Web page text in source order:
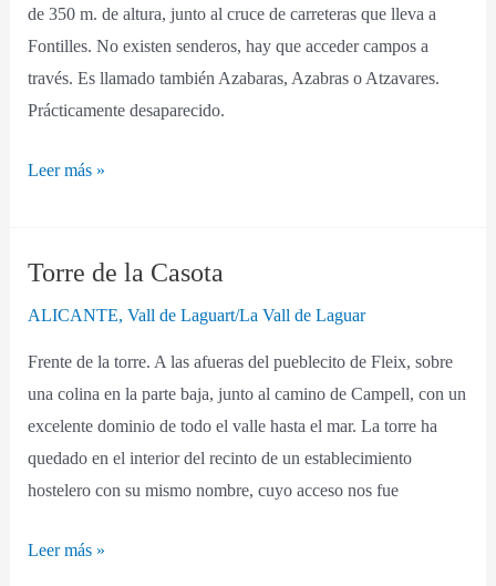
de 350 m. de altura, junto al cruce de carreteras que lleva a
Fontilles. No existen senderos, hay que acceder campos a
través. Es llamado también Azabaras, Azabras o Atzavares.
Prácticamente desaparecido.
Leer más »
Torre de la Casota
ALICANTE,Vall de Laguart/La Vall de Laguar
Frente de la torre. A las afueras del pueblecito de Fleix, sobre
una colina en la parte baja, junto al camino de Campell, con un
excelente dominio de todo el valle hasta el mar. La torre ha
quedado en el interior del recinto de un establecimiento
hostelero con su mismo nombre, cuyo acceso nos fue
Torre
Casota
Leer más »